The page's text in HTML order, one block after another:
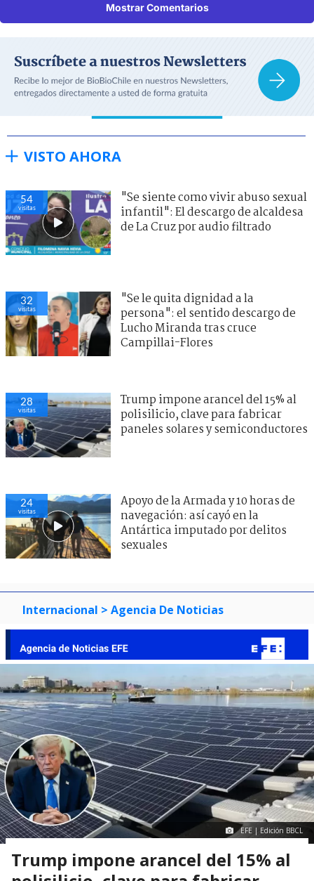
Mostrar Comentarios
VISTO AHORA
57
visitas
"Se siente como vivir abuso sexual
infantil": El descargo de alcaldesa
de La Cruz por audio filtrado
29
visitas
"Se le quita dignidad a la
persona": el sentido descargo de
Lucho Miranda tras cruce
Campillai-Flores
28
visitas
Trump impone arancel del 15% al
polisilicio, clave para fabricar
paneles solares y semiconductores
23
visitas
Apoyo de la Armada y 10 horas de
navegación: así cayó en la
Antártica imputado por delitos
sexuales
Internacional > Agencia De Noticias
EFE | Edición BBCL
Trump impone arancel del 15% al